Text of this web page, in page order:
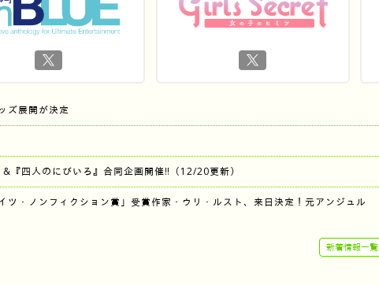
ズ展開が決定
四人のにびいろ』合同企画開催‼︎（12/20更新）
ツ・ノンフィクション賞」受賞作家・ウリ・ルスト、来日決定！元アンジュル
新着情報一覧